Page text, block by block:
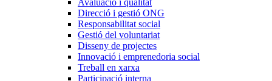
Avaluació i qualitat
Direcció i gestió ONG
Responsabilitat social
Gestió del voluntariat
Disseny de projectes
Innovació i emprenedoria social
Treball en xarxa
Participació interna